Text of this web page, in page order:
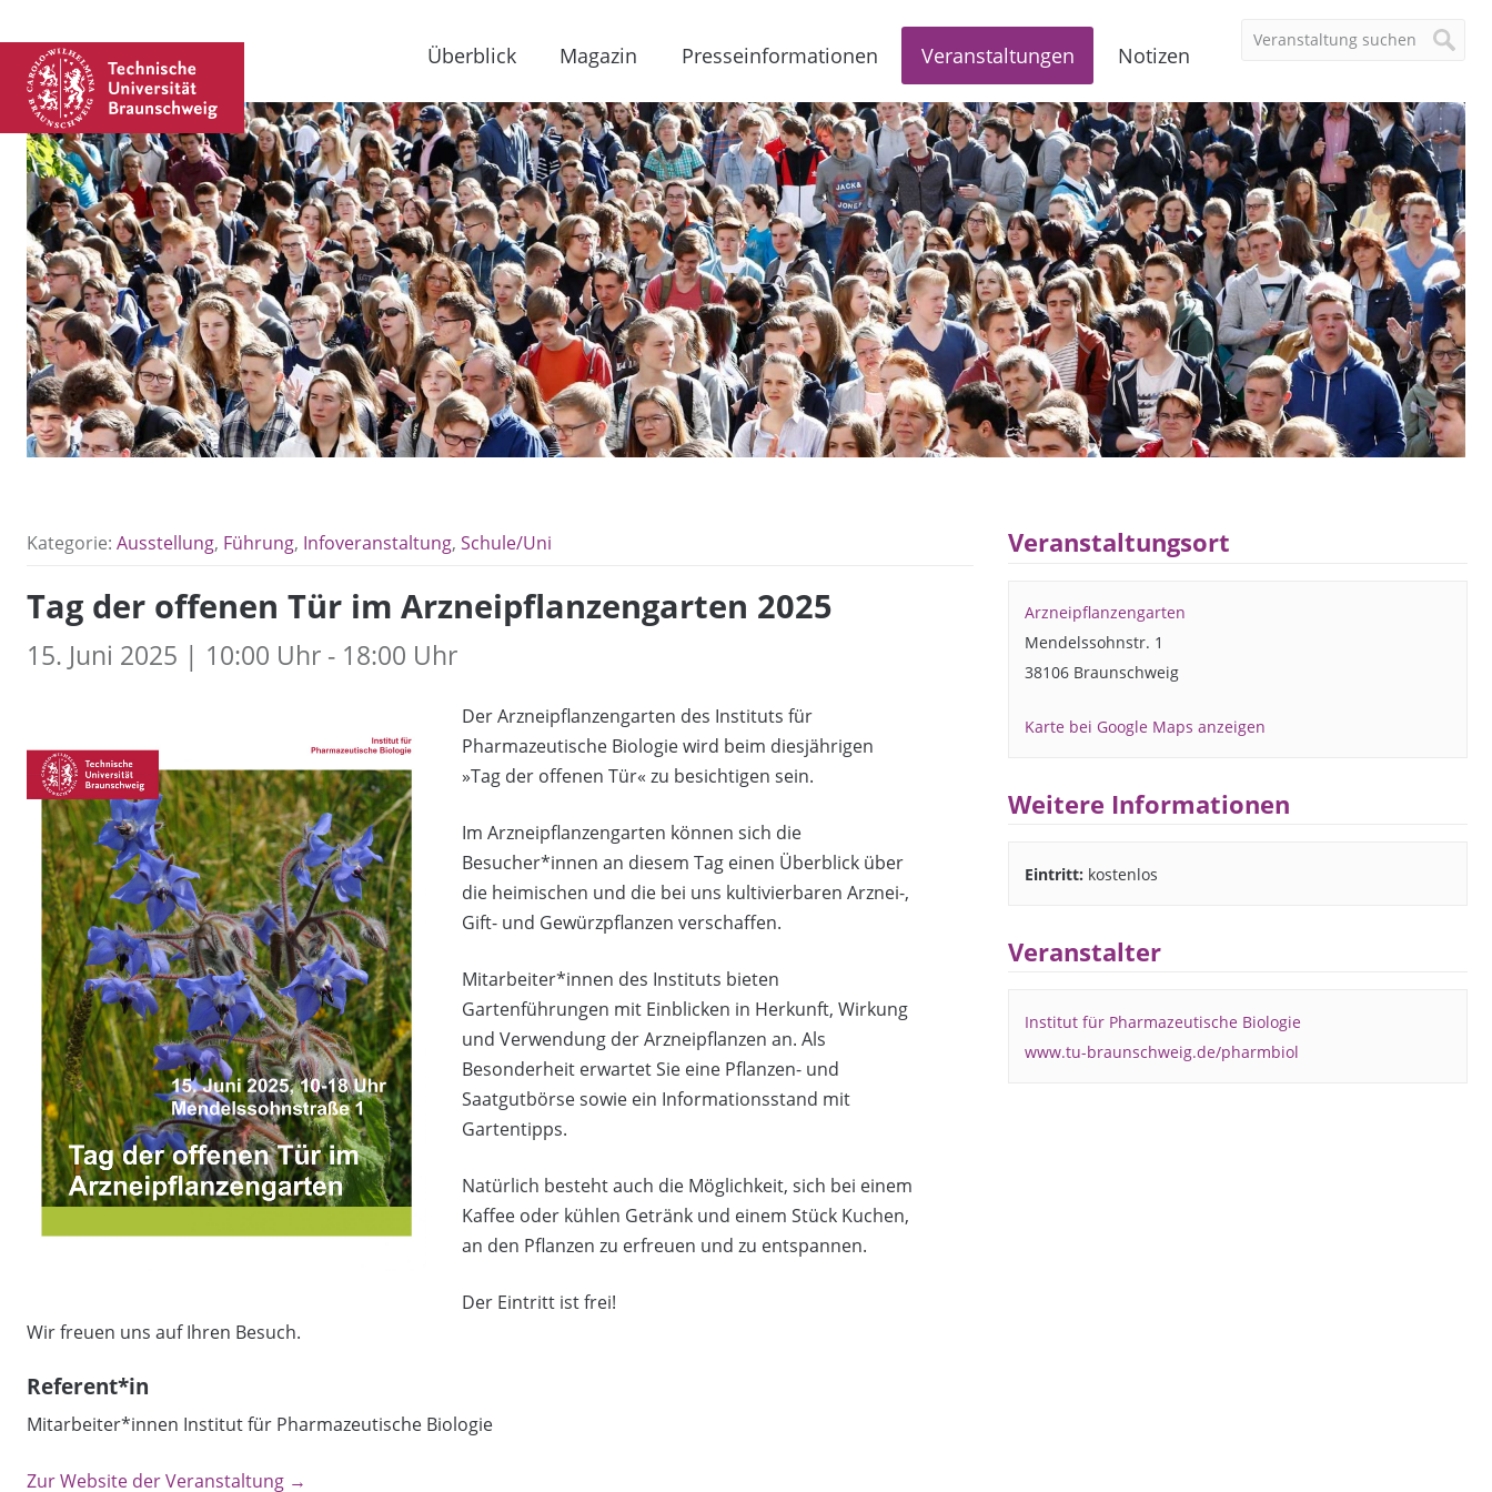
Überblick Magazin Presseinformationen Veranstaltungen Notizen
Kategorie: Ausstellung, Führung, Infoveranstaltung, Schule/Uni
Tag der offenen Tür im Arzneipflanzengarten 2025
15. Juni 2025 | 10:00 Uhr - 18:00 Uhr
Der Arzneipflanzengarten des Instituts für
Pharmazeutische Biologie wird beim diesjährigen
»Tag der offenen Tür« zu besichtigen sein.
Im Arzneipflanzengarten können sich die
Besucher*innen an diesem Tag einen Überblick über
die heimischen und die bei uns kultivierbaren Arznei-,
Gift- und Gewürzpflanzen verschaffen.
Mitarbeiter*innen des Instituts bieten
Gartenführungen mit Einblicken in Herkunft, Wirkung
und Verwendung der Arzneipflanzen an. Als
Besonderheit erwartet Sie eine Pflanzen- und
Saatgutbörse sowie ein Informationsstand mit
Gartentipps.
Natürlich besteht auch die Möglichkeit, sich bei einem
Kaffee oder kühlen Getränk und einem Stück Kuchen,
an den Pflanzen zu erfreuen und zu entspannen.
Der Eintritt ist frei!
Wir freuen uns auf Ihren Besuch.
Referent*in
Mitarbeiter*innen Institut für Pharmazeutische Biologie
Zur Website der Veranstaltung →
Veranstaltungsort
Arzneipflanzengarten
Mendelssohnstr. 1
38106 Braunschweig
Karte bei Google Maps anzeigen
Weitere Informationen
Eintritt: kostenlos
Veranstalter
Institut für Pharmazeutische Biologie
www.tu-braunschweig.de/pharmbiol